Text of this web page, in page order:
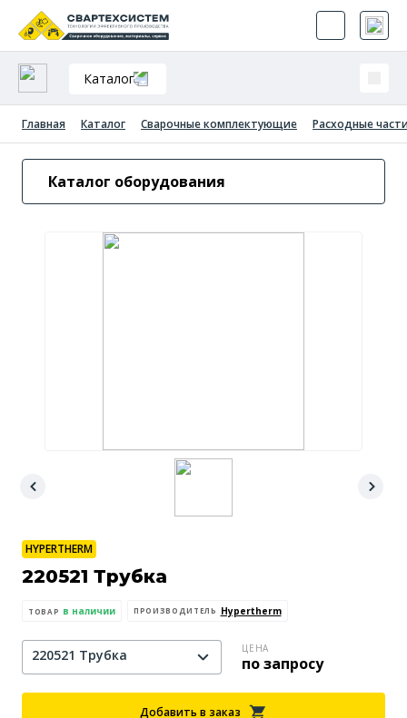
Каталог
Главная Каталог Сварочные комплектующие Расходные
Каталог оборудования
HYPERTHERM
220521 Трубка
ТОВАР в наличии ПРОИЗВОДИТЕЛЬ Hypertherm
220521 Трубка ЦЕНА
по запросу
Добавить в заказ